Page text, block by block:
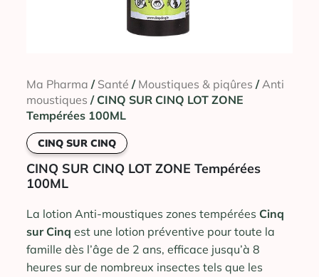
Ma Pharma / Santé / Moustiques & piqûres /Anti
moustiques / CINQ SUR CINQ LOT ZONE
Tempérées 100ML
CINQ SUR CINQ
CINQ SUR CINQ LOT ZONE Tempérées
100ML
La lotion Anti-moustiques zones tempérées Cinq
sur Cinq est une lotion préventive pour toute la
famille dès l’âge de 2 ans, efficace jusqu’à 8
heures sur de nombreux insectes tels que les